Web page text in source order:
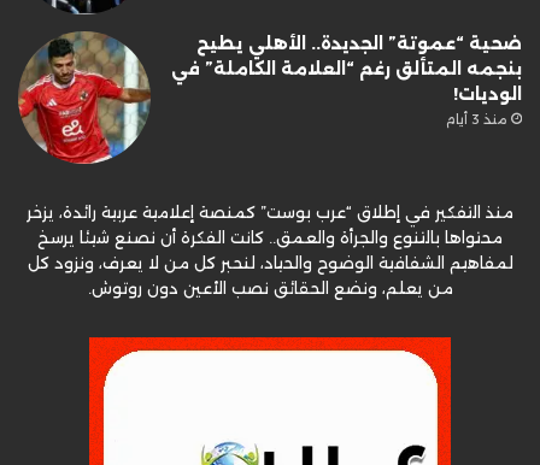
ضحية “عموتة” الجديدة.. الأهلي يطيح
بنجمه المتألق رغم “العلامة الكاملة” في
الوديات!
منذ 3 أيام
منذ التفكير في إطلاق “عرب بوست” كمنصة إعلامية عربية رائدة، يزخر
محتواها بالتنوع والجرأة والعمق.. كانت الفكرة أن نصنع شيئا يرسخ
لمفاهيم الشفافية الوضوح والحياد، لنحبر كل من لا يعرف، ونزود كل
من يعلم، ونضع الحقائق نصب الأعين دون روتوش.